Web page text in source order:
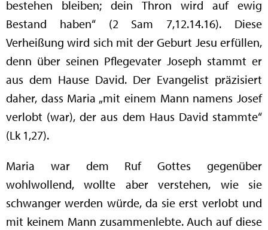
bestehen bleiben; dein Thron wird auf ewig
Bestand haben“ (2 Sam 7,12.14.16). Diese
Verheißung wird sich mit der Geburt Jesu erfüllen,
denn über seinen Pflegevater Joseph stammt er
aus dem Hause David. Der Evangelist präzisiert
daher, dass Maria „mit einem Mann namens Josef
verlobt (war), der aus dem Haus David stammte“
(Lk 1,27).
Maria war dem Ruf Gottes gegenüber
wohlwollend, wollte aber verstehen, wie sie
schwanger werden würde, da sie erst verlobt und
mit keinem Mann zusammenlebte. Auch auf diese